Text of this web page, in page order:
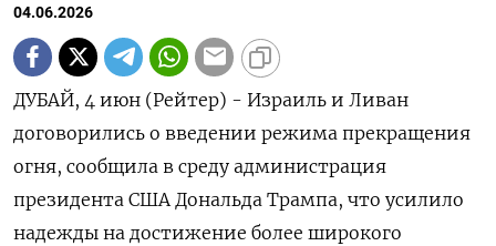
04.06.2026
ДУБАЙ, 4 июн (Рейтер) - Израиль и Ливан
договорились ‌о введении режима прекращения
огня, сообщила в среду ​администрация
президента ​США Дональда ​Трампа, что ⁠усилило
‌надежды на достижение ‌более широкого